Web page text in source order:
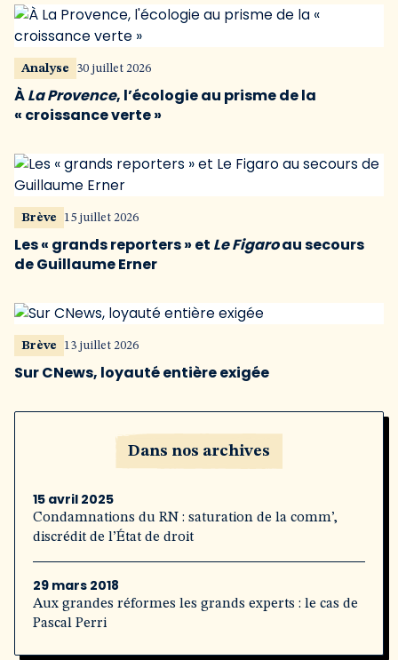
Analyse 30 juillet 2026
ÀLa Provence, l’écologie au prisme de la
« croissance verte »
Brève 15 juillet 2026
Les « grands reporters » et Le Figaroau secours
de Guillaume Erner
Brève 13 juillet 2026
Sur CNews, loyauté entière exigée
Dans nos archives
15 avril 2025
Condamnations du RN : saturation de la comm’,
discrédit de l’État de droit
29 mars 2018
Aux grandes réformes les grands experts : le cas de
Pascal Perri